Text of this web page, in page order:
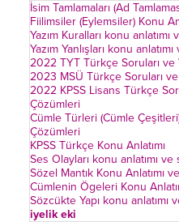
İsim Tamlamaları (Ad
Fiilimsiler (Eylemsiler) Konu
Yazım Kuralları konu
Yazım Yanlışları konu
2022 TYT Türkçe Soruları
2023 MSÜ Türkçe Soruları
2022 KPSS Lisans Türkçe
Çözümleri
Cümle Türleri (Cümle
Çözümleri
KPSS Türkçe Konu Anlatımı
Ses Olayları konu anlatımı
Sözel Mantık Konu Anlatımı
Cümlenin Ögeleri Konu
Sözcükte Yapı konu
iyelik eki